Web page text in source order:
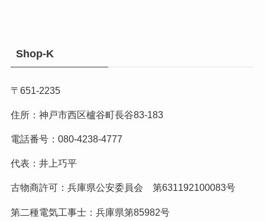
Shop-K
〒651-2235
住所：神戸市西区櫨谷町長谷83-183
電話番号：080-4238-4777
代表：井上巧平
古物商許可：兵庫県公安委員会 第631192100083号
第二種電気工事士：兵庫県第85982号